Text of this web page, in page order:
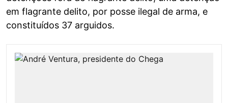
em flagrante delito, por posse ilegal de arma, e
constituídos 37 arguidos.